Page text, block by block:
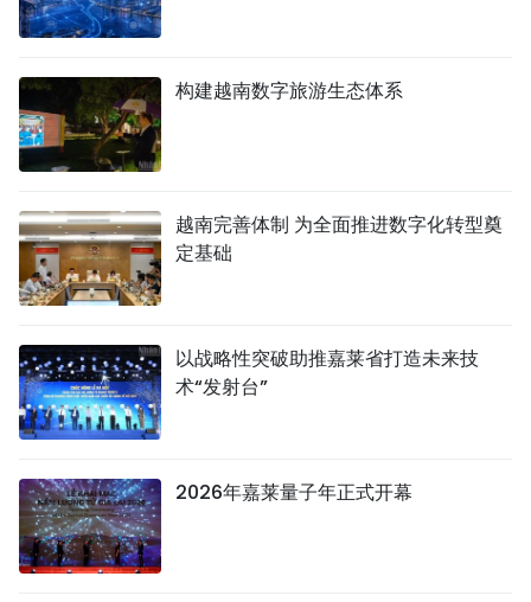
构建越南数字旅游生态体系
越南完善体制 为全面推进数字化转型奠
定基础
以战略性突破助推嘉莱省打造未来技
术“发射台”
2026年嘉莱量子年正式开幕